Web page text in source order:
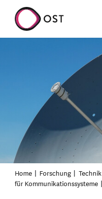
Home Forschung Technik
für Kommunikationssysteme